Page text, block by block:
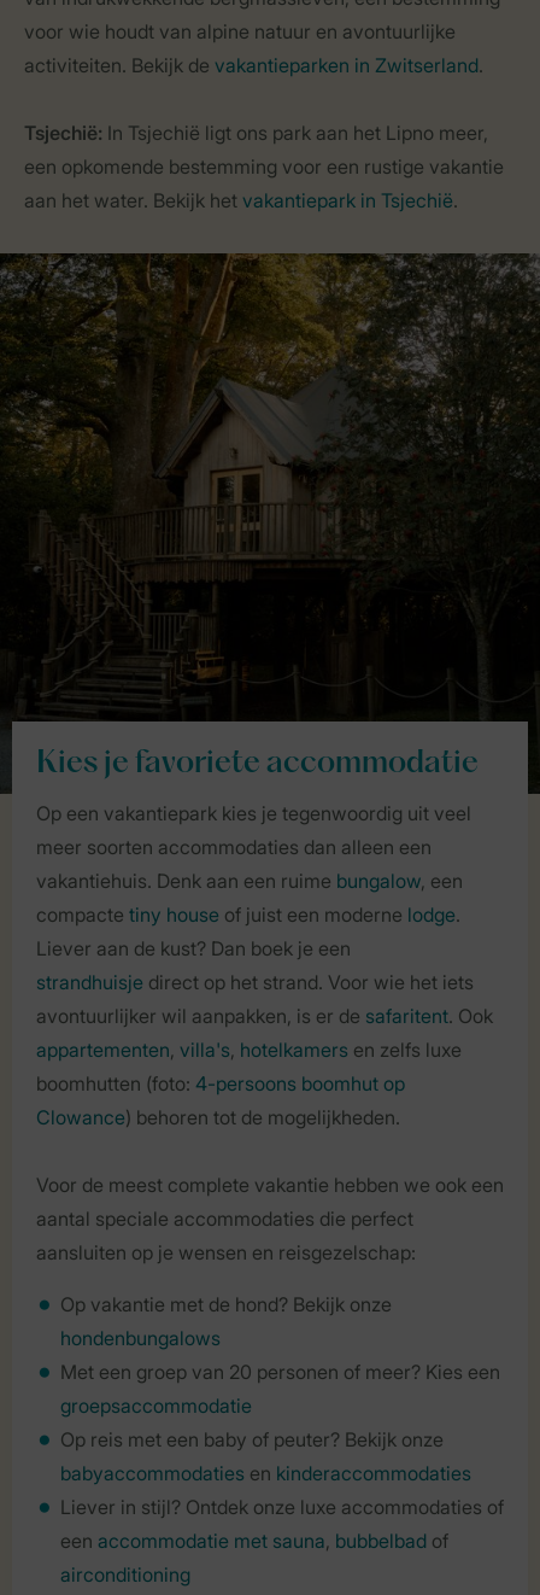
voor wie houdt van alpine natuur en avontuurlijke
activiteiten. Bekijk de vakantieparken in Zwitserland.
Tsjechië: In Tsjechië ligt ons park aan het Lipno meer,
een opkomende bestemming voor een rustige vakantie
aan het water. Bekijk het vakantiepark in Tsjechië.
Kies je favoriete accommodatie
Op een vakantiepark kies je tegenwoordig uit veel
meer soorten accommodaties dan alleen een
vakantiehuis. Denk aan een ruime bungalow, een
compacte tiny house of juist een moderne lodge.
Liever aan de kust? Dan boek je een
strandhuisje direct op het strand. Voor wie het iets
avontuurlijker wil aanpakken, is er de safaritent. Ook
appartementen, villa's, hotelkamers en zelfs luxe
boomhutten (foto: 4-persoons boomhut op
Clowance) behoren tot de mogelijkheden.
Voor de meest complete vakantie hebben we ook een
aantal speciale accommodaties die perfect
aansluiten op je wensen en reisgezelschap:
Op vakantie met de hond? Bekijk onze
hondenbungalows
Met een groep van 20 personen of meer? Kies een
groepsaccommodatie
Op reis met een baby of peuter? Bekijk onze
babyaccommodaties en kinderaccommodaties
Liever in stijl? Ontdek onze luxe accommodaties of
een accommodatie met sauna, bubbelbad of
airconditioning